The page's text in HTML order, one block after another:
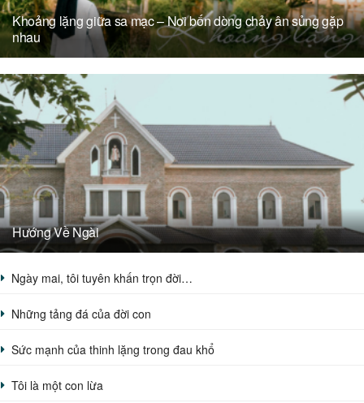
Khoảng lặng giữa sa mạc – Nơi bốn dòng chảy ân sủng gặp
nhau
Hướng Về Ngài
Ngày mai, tôi tuyên khấn trọn đời…
Những tảng đá của đời con
Sức mạnh của thinh lặng trong đau khổ
Tôi là một con lừa